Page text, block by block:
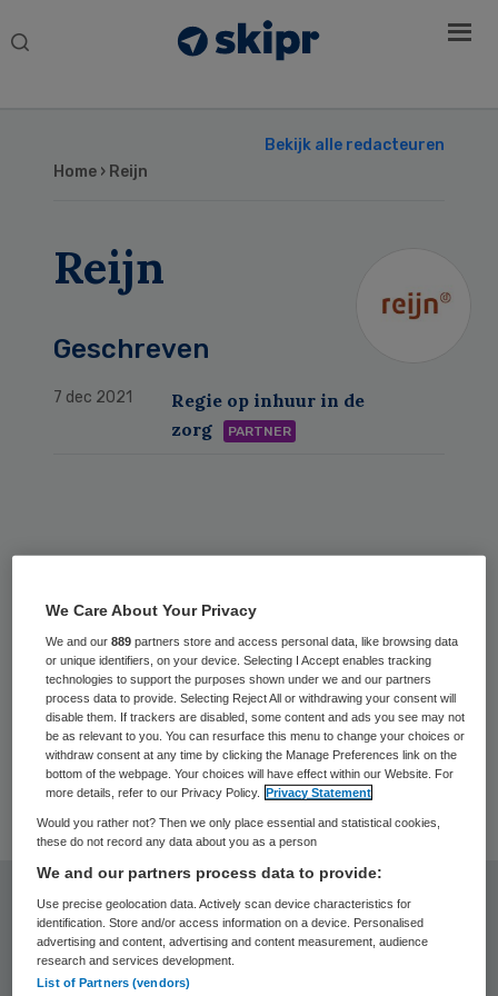
Search
Bekijk alle redacteuren
Home › Reijn
Reijn
Geschreven
7 dec 2021
Regie op inhuur in de
zorg
PARTNER
Sidebar
Gerelateerd nieuws
7 aug 2026
Vertrek uit de zorg ligt zelden aan
We Care About Your Privacy
We and our889 partners store and access personal data, like browsing data
or unique identifiers, on your device. Selecting I Accept enables tracking
technologies to support the purposes shown under we and our partners
process data to provide. Selecting Reject All or withdrawing your consent will
disable them. If trackers are disabled, some content and ads you see may not
be as relevant to you. You can resurface this menu to change your choices or
withdraw consent at any time by clicking the Manage Preferences link on the
bottom of the webpage. Your choices will have effect within our Website. For
more details, refer to our Privacy Policy.
Privacy Statement
Would you rather not? Then we only place essential and statistical cookies,
these do not record any data about you as a person
We and our partners process data to provide:
Use precise geolocation data. Actively scan device characteristics for
identification. Store and/or access information on a device. Personalised
advertising and content, advertising and content measurement, audience
research and services development.
List of Partners (vendors)